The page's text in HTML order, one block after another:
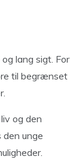
lang sigt. For
til begrænset
og den
unge